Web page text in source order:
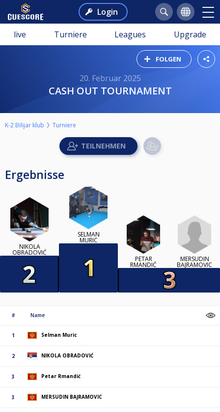
Login
live Turniere Leagues Upgrade
FOLGEN
20. Februar 2025
CASH OUT TOURNAMENT
K-2 Bilijar klub Turniere
Ergebnisse
NIKOLA
OBRADOVIĆ
SELMAN
MURIC
PETAR
RMANDIĆ
MERSUDIN
BAJRAMOVIC
# Name
1 Selman Muric
2 NIKOLA OBRADOVIĆ
3 Petar Rmandić
3 MERSUDIN BAJRAMOVIC